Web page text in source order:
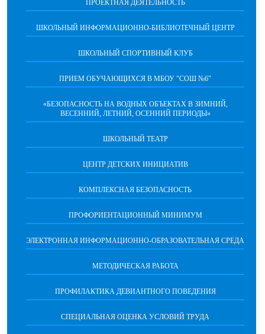
ПРОЕКТНАЯ ДЕЯТЕЛЬНОСТЬ
ШКОЛЬНЫЙ ИНФОРМАЦИОННО-БИБЛИОТЕЧНЫЙ ЦЕНТР
ШКОЛЬНЫЙ СПОРТИВНЫЙ КЛУБ
ПРИЕМ ОБУЧАЮЩИХСЯ В МБОУ "СОШ №6"
«БЕЗОПАСНОСТЬ НА ВОДНЫХ ОБЪЕКТАХ В ЗИМНИЙ,
ВЕСЕННИЙ, ЛЕТНИЙ, ОСЕННИЙ ПЕРИОДЫ»
ШКОЛЬНЫЙ ТЕАТР
ЦЕНТР ДЕТСКИХ ИНИЦИАТИВ
КОМПЛЕКСНАЯ БЕЗОПАСНОСТЬ
ПРОФОРИЕНТАЦИОННЫЙ МИНИМУМ
ЭЛЕКТРОННАЯ ИНФОРМАЦИОННО-ОБРАЗОВАТЕЛЬНАЯ СРЕДА
МЕТОДИЧЕСКАЯ РАБОТА
ПРОФИЛАКТИКА ДЕВИАНТНОГО ПОВЕДЕНИЯ
СПЕЦИАЛЬНАЯ ОЦЕНКА УСЛОВИЙ ТРУДА